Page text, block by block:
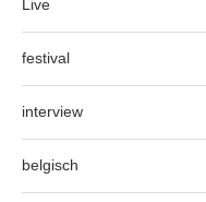
Live
festival
interview
belgisch